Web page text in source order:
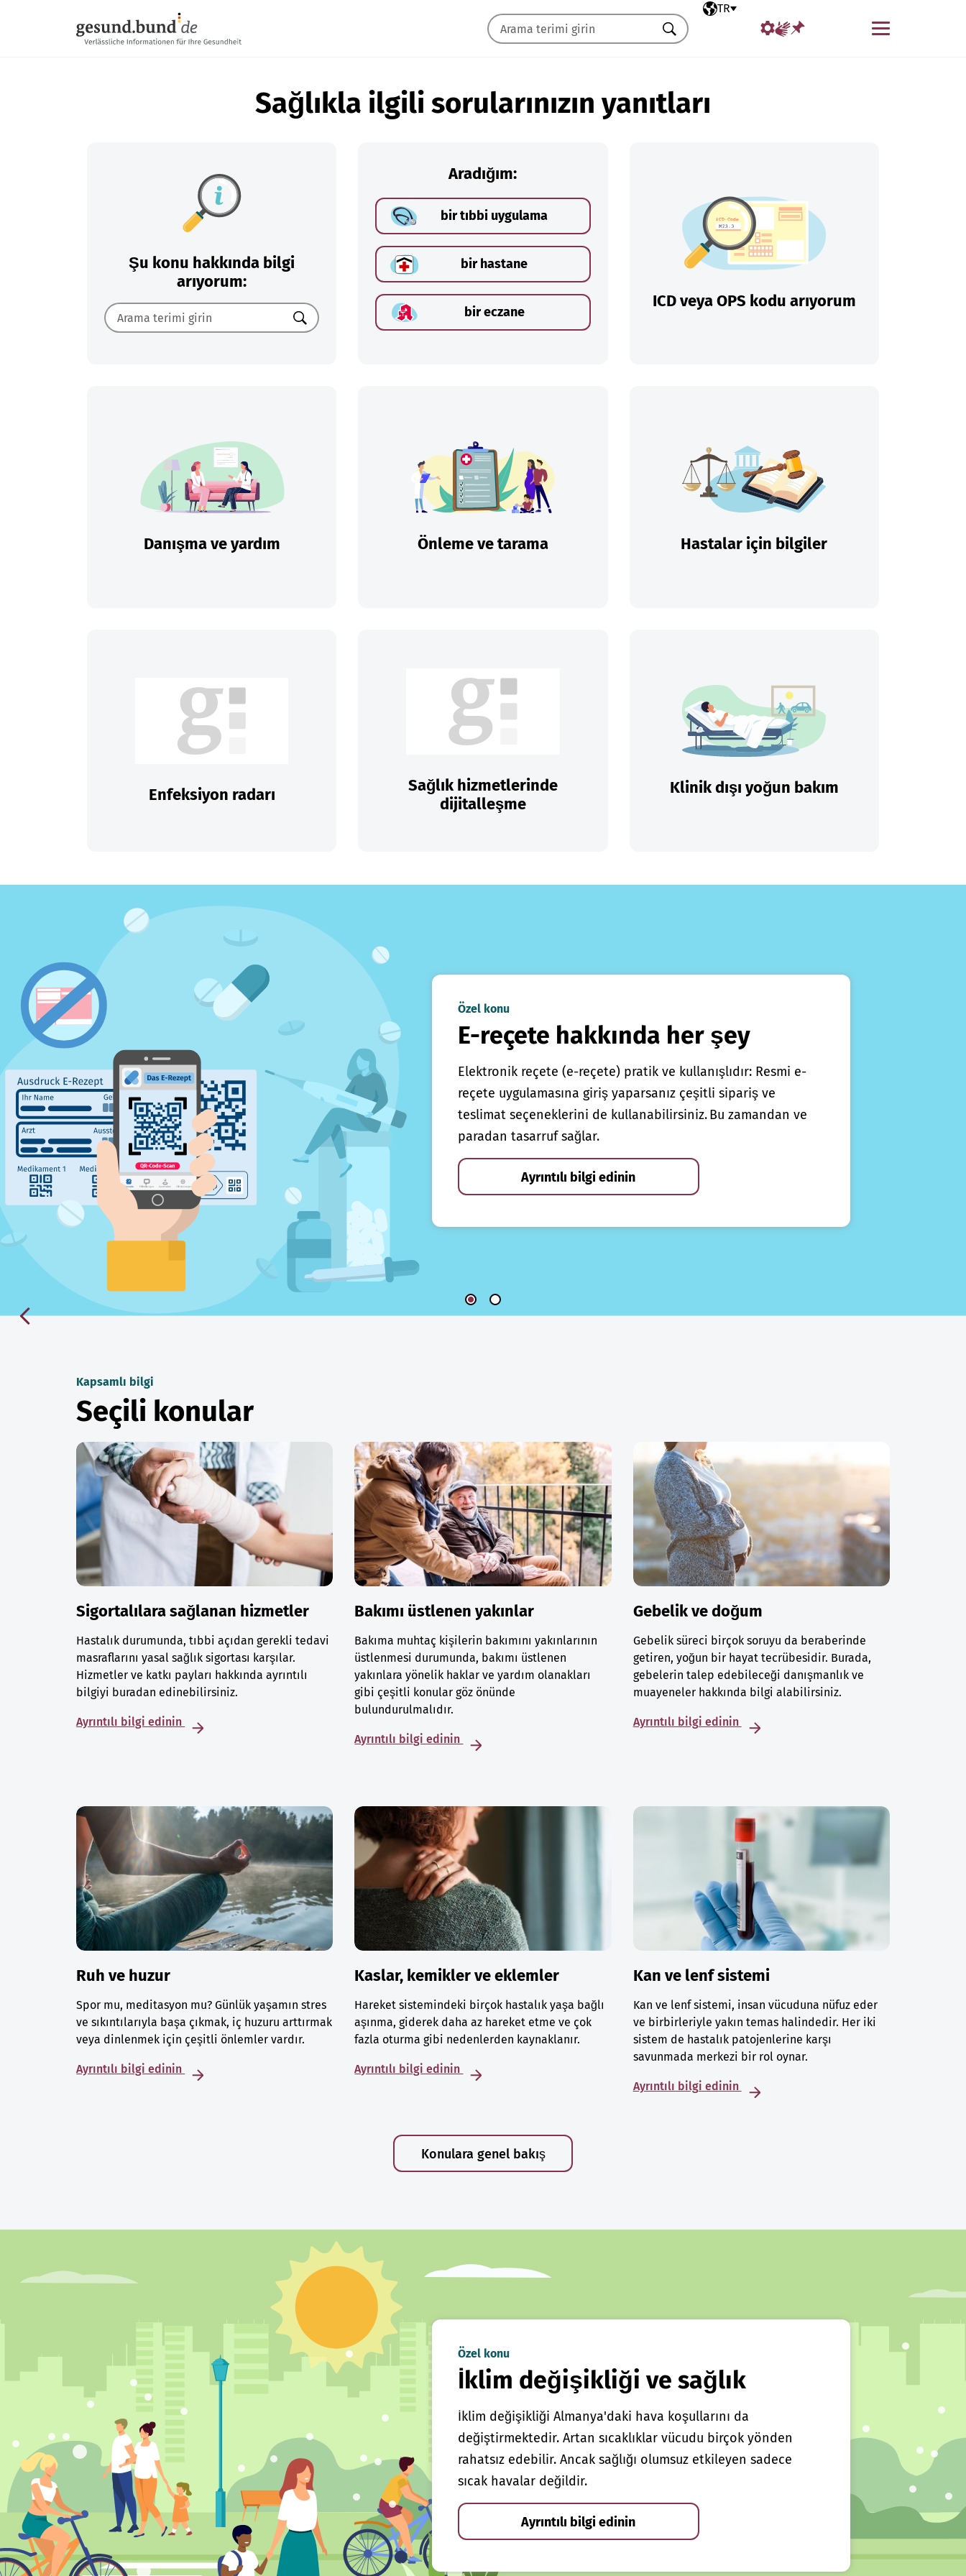
Seçili dil
TR
Menü
Ara
Sağlıkla ilgili sorularınızın yanıtları
Şu konu hakkında bilgi
arıyorum:
Ara
Aradığım:
bir tıbbi uygulama
bir hastane
bir eczane
ICD veya OPS kodu arıyorum
Danışma ve yardım Önleme ve tarama Hastalar için bilgiler
Enfeksiyon radarı
Sağlık hizmetlerinde
dijitalleşme
Klinik dışı yoğun bakım
Özel konu
E-reçete hakkında her şey
Elektronik reçete (e-reçete) pratik ve kullanışlıdır: Resmi e-
reçete uygulamasına giriş yaparsanız çeşitli sipariş ve
teslimat seçeneklerini de kullanabilirsiniz. Bu zamandan ve
paradan tasarruf sağlar.
Ayrıntılı bilgi edinin
Kapsamlı bilgi
Seçili konular
Sigortalılara sağlanan hizmetler
Hastalık durumunda, tıbbi açıdan gerekli tedavi
masraflarını yasal sağlık sigortası karşılar.
Hizmetler ve katkı payları hakkında ayrıntılı
bilgiyi buradan edinebilirsiniz.
Ayrıntılı bilgi edinin
Bakımı üstlenen yakınlar
Bakıma muhtaç kişilerin bakımını yakınlarının
üstlenmesi durumunda, bakımı üstlenen
yakınlara yönelik haklar ve yardım olanakları
gibi çeşitli konular göz önünde
bulundurulmalıdır.
Ayrıntılı bilgi edinin
Gebelik ve doğum
Gebelik süreci birçok soruyu da beraberinde
getiren, yoğun bir hayat tecrübesidir. Burada,
gebelerin talep edebileceği danışmanlık ve
muayeneler hakkında bilgi alabilirsiniz.
Ayrıntılı bilgi edinin
Ruh ve huzur
Spor mu, meditasyon mu? Günlük yaşamın stres
ve sıkıntılarıyla başa çıkmak, iç huzuru arttırmak
veya dinlenmek için çeşitli önlemler vardır.
Ayrıntılı bilgi edinin
Kaslar, kemikler ve eklemler
Hareket sistemindeki birçok hastalık yaşa bağlı
aşınma, giderek daha az hareket etme ve çok
fazla oturma gibi nedenlerden kaynaklanır.
Ayrıntılı bilgi edinin
Kan ve lenf sistemi
Kan ve lenf sistemi, insan vücuduna nüfuz eder
ve birbirleriyle yakın temas halindedir. Her iki
sistem de hastalık patojenlerine karşı
savunmada merkezi bir rol oynar.
Ayrıntılı bilgi edinin
Konulara genel bakış
Özel konu
İklim değişikliği ve sağlık
İklim değişikliği Almanya'daki hava koşullarını da
değiştirmektedir. Artan sıcaklıklar vücudu birçok yönden
rahatsız edebilir. Ancak sağlığı olumsuz etkileyen sadece
sıcak havalar değildir.
Ayrıntılı bilgi edinin